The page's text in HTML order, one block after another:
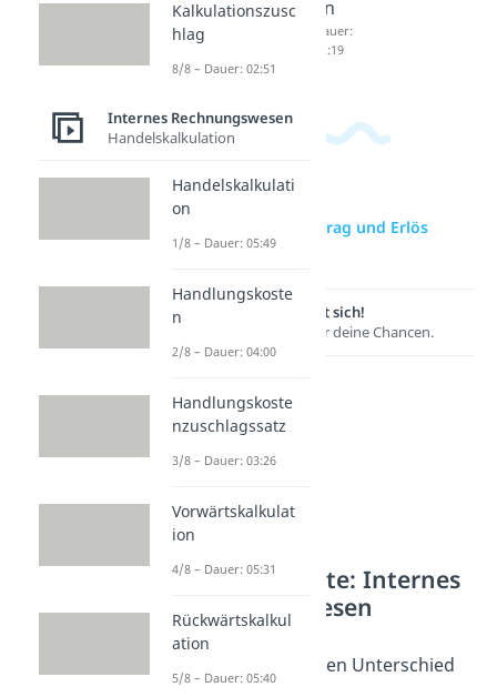
en
Dauer:
02:19
zur Videoseite: Ertrag und Erlös
Unterschied
Lernen lohnt sich!
Entdecke hier deine Chancen.
Weitere Inhalte: Internes
Rechnungswesen
Grundbegriffe
Aufwand und Kosten Unterschied
Dauer: 03:18
Kalkulationszusc
hlag
8/8 – Dauer: 02:51
Internes Rechnungswesen
Handelskalkulation
Handelskalkulati
on
1/8 – Dauer: 05:49
Handlungskoste
n
2/8 – Dauer: 04:00
Handlungskoste
nzuschlagssatz
3/8 – Dauer: 03:26
Vorwärtskalkulat
ion
4/8 – Dauer: 05:31
Rückwärtskalkul
ation
5/8 – Dauer: 05:40